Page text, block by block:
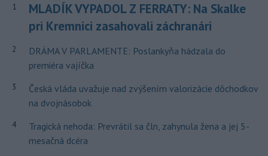
1
MLADÍK VYPADOL Z FERRATY: Na Skalke
pri Kremnici zasahovali záchranári
2
DRÁMA V PARLAMENTE: Poslankyňa hádzala do
premiéra vajíčka
3
Česká vláda uvažuje nad zvýšením valorizácie dôchodkov
na dvojnásobok
4
Tragická nehoda: Prevrátil sa čln, zahynula žena a jej 5-
mesačná dcéra